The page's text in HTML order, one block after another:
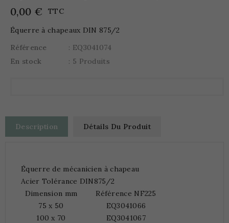
0,00 €
TTC
Équerre à chapeaux DIN 875/2
Référence
: EQ3041074
En stock
: 5 Produits
Description Détails Du Produit
Équerre de mécanicien à chapeau
Acier Tolérance DIN875/2
Dimension mm
Référence NF225
75 x 50
EQ3041066
100 x 70
EQ3041067